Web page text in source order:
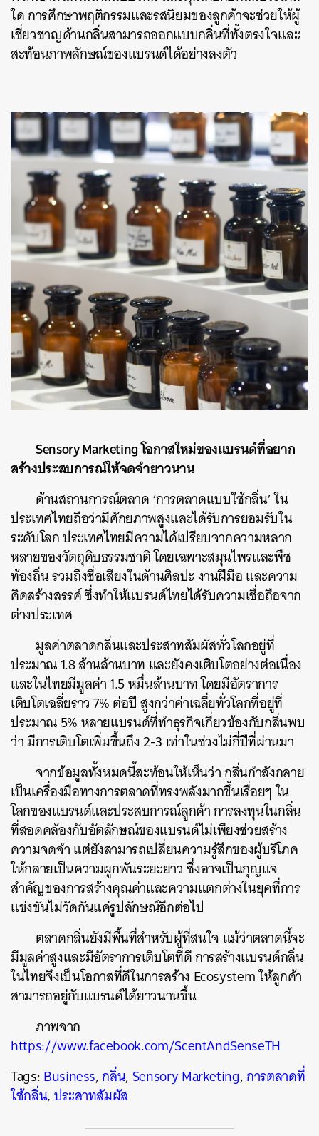
ใด การศึกษาพฤติกรรมและรสนิยมของลูกค้าจะช่วยให้ผู้
เชี่ยวชาญด้านกลิ่นสามารถออกแบบกลิ่นที่ทั้งตรงใจและ
สะท้อนภาพลักษณ์ของแบรนด์ได้อย่างลงตัว
Sensory Marketing โอกาสใหม่ของแบรนด์ที่อยาก
สร้างประสบการณ์ให้จดจำยาวนาน
ด้านสถานการณ์ตลาด ‘การตลาดแบบใช้กลิ่น’ ใน
ประเทศไทยถือว่ามีศักยภาพสูงและได้รับการยอมรับใน
ระดับโลก ประเทศไทยมีความได้เปรียบจากความหลาก
หลายของวัตถุดิบธรรมชาติ โดยเฉพาะสมุนไพรและพืช
ท้องถิ่น รวมถึงชื่อเสียงในด้านศิลปะ งานฝีมือ และความ
คิดสร้างสรรค์ ซึ่งทำให้แบรนด์ไทยได้รับความเชื่อถือจาก
ต่างประเทศ
มูลค่าตลาดกลิ่นและประสาทสัมผัสทั่วโลกอยู่ที่
ประมาณ 1.8 ล้านล้านบาท และยังคงเติบโตอย่างต่อเนื่อง
และในไทยมีมูลค่า 1.5 หมื่นล้านบาท โดยมีอัตราการ
เติบโตเฉลี่ยราว 7% ต่อปี สูงกว่าค่าเฉลี่ยทั่วโลกที่อยู่ที่
ประมาณ 5% หลายแบรนด์ที่ทำธุรกิจเกี่ยวข้องกับกลิ่นพบ
ว่า มีการเติบโตเพิ่มขึ้นถึง 2-3 เท่าในช่วงไม่กี่ปีที่ผ่านมา
จากข้อมูลทั้งหมดนี้สะท้อนให้เห็นว่า กลิ่นกำลังกลาย
เป็นเครื่องมือทางการตลาดที่ทรงพลังมากขึ้นเรื่อยๆ ใน
โลกของแบรนด์และประสบการณ์ลูกค้า การลงทุนในกลิ่น
ที่สอดคล้องกับอัตลักษณ์ของแบรนด์ไม่เพียงช่วยสร้าง
ความจดจำ แต่ยังสามารถเปลี่ยนความรู้สึกของผู้บริโภค
ให้กลายเป็นความผูกพันระยะยาว ซึ่งอาจเป็นกุญแจ
สำคัญของการสร้างคุณค่าและความแตกต่างในยุคที่การ
แข่งขันไม่วัดกันแค่รูปลักษณ์อีกต่อไป
ตลาดกลิ่นยังมีพื้นที่สำหรับผู้ที่สนใจ แม้ว่าตลาดนี้จะ
มีมูลค่าสูงและมีอัตราการเติบโตที่ดี การสร้างแบรนด์กลิ่น
ในไทยจึงเป็นโอกาสที่ดีในการสร้าง Ecosystem ให้ลูกค้า
สามารถอยู่กับแบรนด์ได้ยาวนานขึ้น
ภาพจาก
https://www.facebook.com/ScentAndSenseTH
Tags:Business,กลิ่น,Sensory Marketing,การตลาดที่
ใช้กลิ่น,ประสาทสัมผัส